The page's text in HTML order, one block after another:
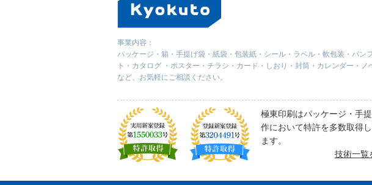
事業内容：
パッケージ・箱・手提げ袋・紙袋・包装紙・シール・ラベル・軟包装・パン
ト・カタログ ・ポスター・チラシ・カード・しおり・封筒・カレンダー・ノ
など、お気軽にご相談ください。
極東印刷はパッケージ・手
作において特許を多数取得
ます。
技術一覧